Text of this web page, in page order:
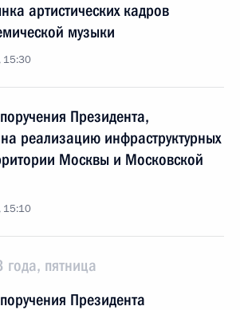
артистических кадров
музыки
15:30
Президента,
реализацию инфраструктурных
Москвы и Московской
15:10
пятница
Президента